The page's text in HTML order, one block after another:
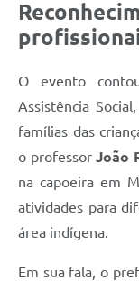
O evento
Assistência
famílias das
o professor João
na capoeira em
atividades para
área indígena.
Em sua fala, o